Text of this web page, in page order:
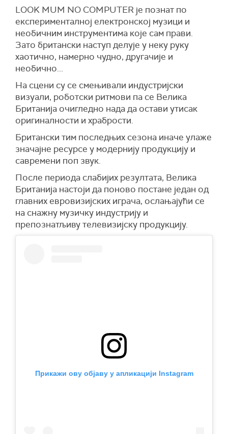
LOOK MUM NO COMPUTER је познат по
експерименталној електронској музици и
необичним инструментима које сам прави.
Зато британски наступ делује у неку руку
хаотично, намерно чудно, другачије и
необично...
На сцени су се смењивали индустријски
визуали, роботски ритмови па се Велика
Британија очигледно нада да остави утисак
оригиналности и храбрости.
Британски тим последњих сезона иначе улаже
значајне ресурсе у модернију продукцију и
савремени поп звук.
После периода слабијих резултата, Велика
Британија настоји да поново постане један од
главних евровизијских играча, ослањајући се
на снажну музичку индустрију и
препознатљиву телевизијску продукцију.
Прикажи ову објаву у апликацији Instagram